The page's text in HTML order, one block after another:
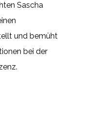
Sascha
und bemüht
bei der